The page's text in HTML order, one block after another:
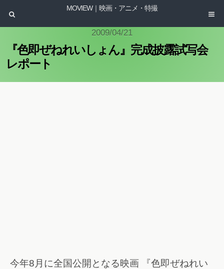
MOVIEW｜映画・アニメ・特撮
2009/04/21
『色即ぜねれいしょん』完成披露試写会
レポート
今年8月に全国公開となる映画 『色即ぜねれい